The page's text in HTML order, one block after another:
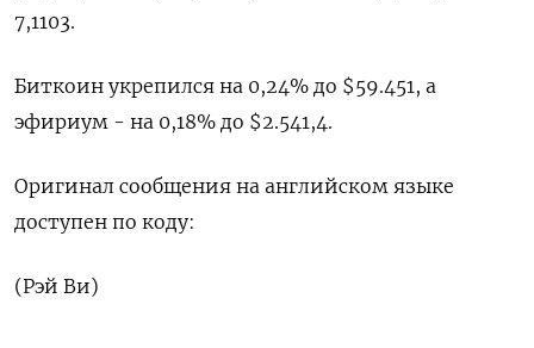
7,1103.
Биткоин укрепился на 0,24% до $59.451, а
эфириум - на 0,18% до $2.541,4.
Оригинал сообщения на английском языке
доступен по коду:
(Рэй Ви)